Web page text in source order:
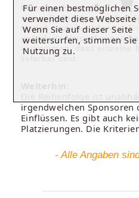
Über den Einkaufskorb
einem Onlineshop, in dem
Modell bestellen können.
geänderte Verpackungen
vorkommen, dass einzelne
lieferbar sind.
irgendwelchen Sponsoren
Einflüssen. Es gibt auch
Platzierungen. Die
- Alle Angaben
Für einen bestmöglichen
verwendet diese Webseite
Wenn Sie auf dieser Seite
weitersurfen, stimmen Sie
Nutzung zu.